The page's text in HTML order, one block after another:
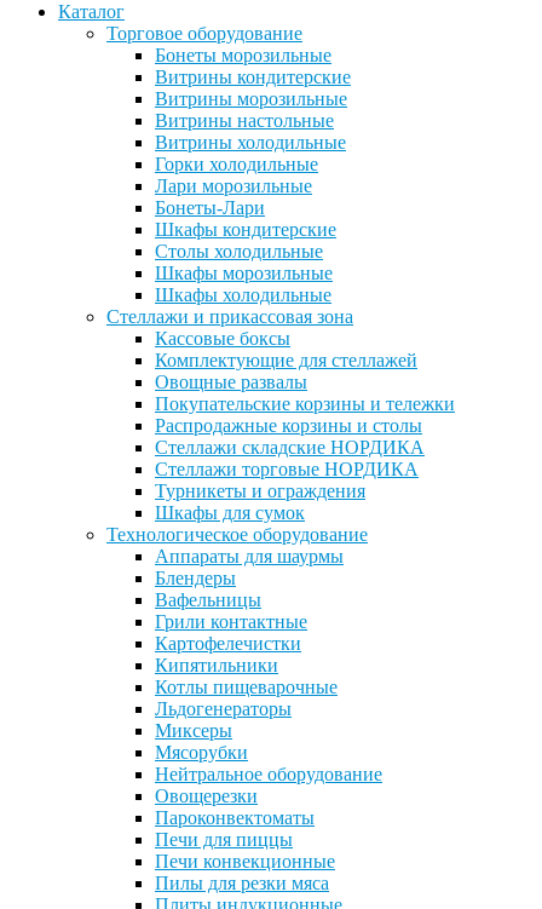
Каталог
Торговое оборудование
Бонеты морозильные
Витрины кондитерские
Витрины морозильные
Витрины настольные
Витрины холодильные
Горки холодильные
Лари морозильные
Бонеты-Лари
Шкафы кондитерские
Столы холодильные
Шкафы морозильные
Шкафы холодильные
Стеллажи и прикассовая зона
Кассовые боксы
Комплектующие для стеллажей
Овощные развалы
Покупательские корзины и тележки
Распродажные корзины и столы
Стеллажи складские НОРДИКА
Стеллажи торговые НОРДИКА
Турникеты и ограждения
Шкафы для сумок
Технологическое оборудование
Аппараты для шаурмы
Блендеры
Вафельницы
Грили контактные
Картофелечистки
Кипятильники
Котлы пищеварочные
Льдогенераторы
Миксеры
Мясорубки
Нейтральное оборудование
Овощерезки
Пароконвектоматы
Печи для пиццы
Печи конвекционные
Пилы для резки мяса
Плиты индукционные